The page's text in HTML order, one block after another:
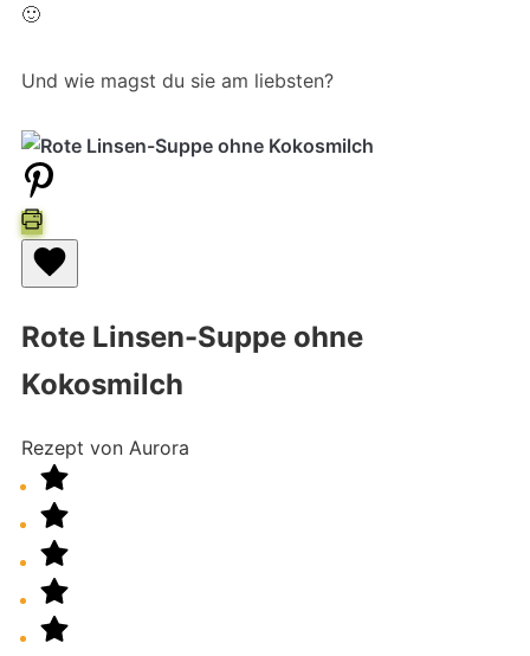
🙂
Und wie magst du sie am liebsten?
Rote Linsen-Suppe ohne
Kokosmilch
Rezept von Aurora